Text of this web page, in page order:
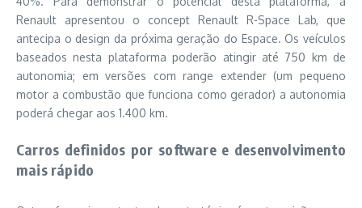
Renault apresentou o concept Renault R-Space Lab, que
antecipa o design da próxima geração do Espace. Os veículos
baseados nesta plataforma poderão atingir até 750 km de
autonomia; em versões com range extender (um pequeno
motor a combustão que funciona como gerador) a autonomia
poderá chegar aos 1.400 km.
Carros definidos por software e desenvolvimento
mais rápido